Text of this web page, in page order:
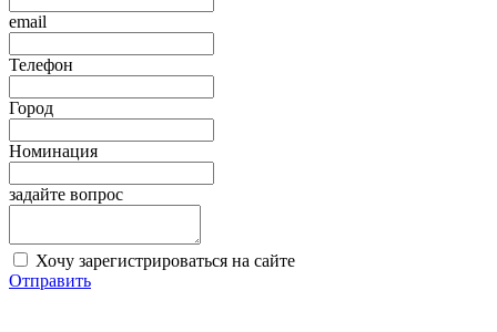
email
Телефон
Город
Номинация
задайте вопрос
Хочу зарегистрироваться на сайте
Отправить